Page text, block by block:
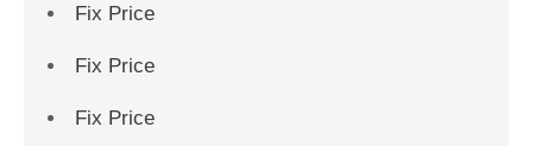
Fix Price
Fix Price
Fix Price